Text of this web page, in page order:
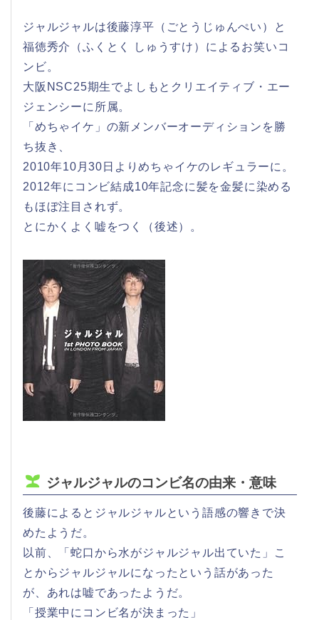
ジャルジャルは後藤淳平（ごとうじゅんぺい）と
福徳秀介（ふくとく しゅうすけ）によるお笑いコ
ンビ。
大阪NSC25期生でよしもとクリエイティブ・エー
ジェンシーに所属。
「めちゃイケ」の新メンバーオーディションを勝
ち抜き、
2010年10月30日よりめちゃイケのレギュラーに。
2012年にコンビ結成10年記念に髪を金髪に染める
もほぼ注目されず。
とにかくよく嘘をつく（後述）。
ジャルジャルのコンビ名の由来・意味
後藤によるとジャルジャルという語感の響きで決
めたようだ。
以前、「蛇口から水がジャルジャル出ていた」こ
とからジャルジャルになったという話があった
が、あれは嘘であったようだ。
「授業中にコンビ名が決まった」